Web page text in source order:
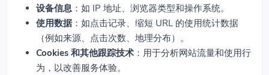
设备信息 ：如 IP 地址、浏览器类型和操作系统。
使用数据 ：如点击记录、缩短 URL 的使用统计数据
（例如来源、点击次数、地理分布）。
Cookies 和其他跟踪技术 ：用于分析网站流量和使用行
为，以改善服务体验。